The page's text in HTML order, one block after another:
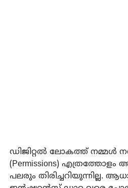
ഡിജിറ്റല്‍ ലോകത്ത്
(Permissions)
പലരും തിരിച്ചറിയുന്നില്ല.